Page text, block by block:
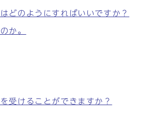
どのようにすればいいですか？
か。
受けることができますか？